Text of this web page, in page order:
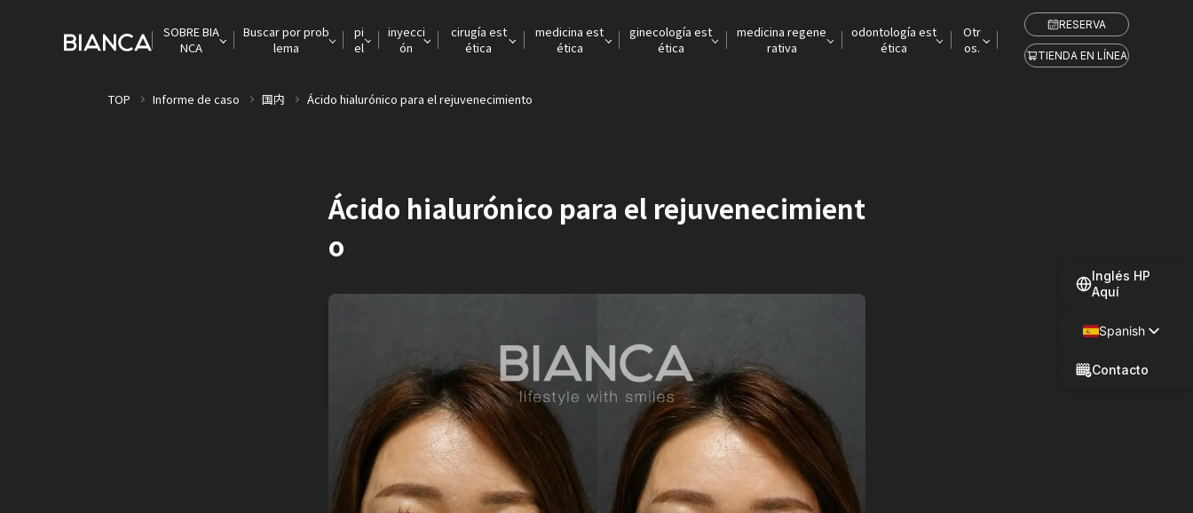
SOBRE BIA
NCA
Buscar por prob
lema
pi
el
inyecci
ón
cirugía est
ética
medicina est
ética
ginecología est
ética
medicina regene
rativa
odontología est
ética
Otr
os.
RESERVA
TIENDA EN LÍNEA
TOP Informe de caso 国内 Ácido hialurónico para el rejuvenecimiento
Ácido hialurónico para el rejuvenecimient
o
Inglés HP
Aquí
Spanish
Contacto